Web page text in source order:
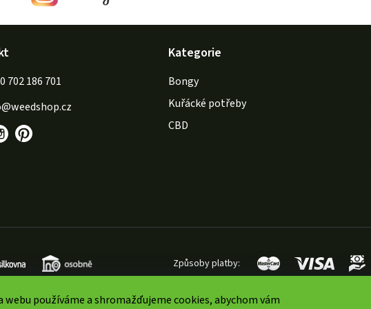
webu používáme a shromažďujeme cookies, abychom vám
@weedshop.cz
702 186 701
Kategorie
Bongy
Kuřácké potřeby
CBD
Způsoby platby: